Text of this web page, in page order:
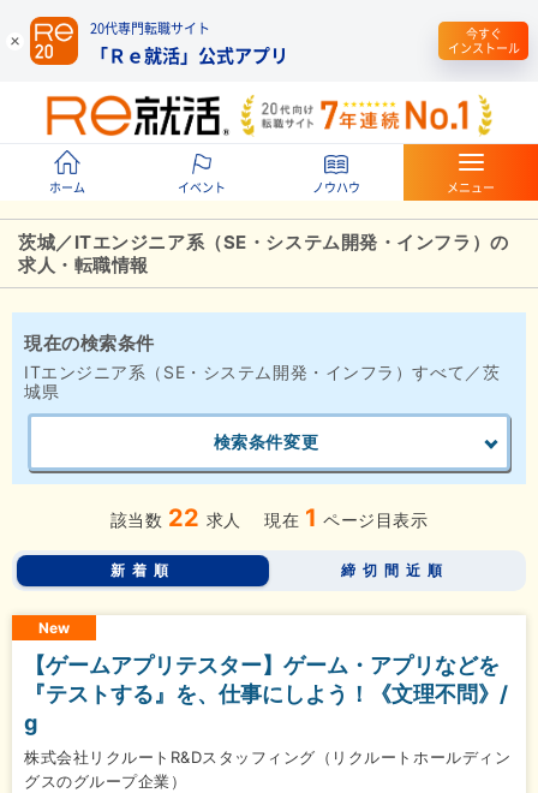
20代専門転職サイト
「Ｒｅ就活」公式アプリ
今すぐ
インストール
ホーム イベント ノウハウ メニュー
茨城／ITエンジニア系（SE・システム開発・インフラ）の
求人・転職情報
現在の検索条件
ITエンジニア系（SE・システム開発・インフラ）すべて／茨
城県
検索条件変更
該当数 22 求人 現在 1 ページ目表示
新着順 締切間近順
New
【ゲームアプリテスター】ゲーム・アプリなどを
『テストする』を、仕事にしよう！《文理不問》/
g
株式会社リクルートR&Dスタッフィング（リクルートホールディン
グスのグループ企業）